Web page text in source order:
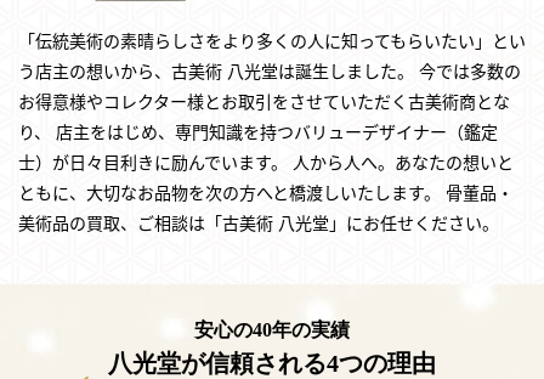
「伝統美術の素晴らしさをより多くの人に知ってもらいたい」とい
う店主の想いから、古美術 八光堂は誕生しました。
今では多数の
お得意様やコレクター様とお取引をさせていただく古美術商とな
り、
店主をはじめ、専門知識を持つバリューデザイナー（鑑定
士）が日々目利きに励んでいます。
人から人へ。あなたの想いと
ともに、大切なお品物を次の方へと橋渡しいたします。
骨董品・
美術品の買取、ご相談は「古美術 八光堂」にお任せください。
安心の40年の実績
八光堂が信頼される4つの理由